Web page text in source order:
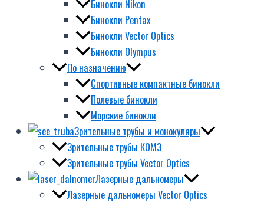
Бинокли Nikon
Бинокли Pentax
Бинокли Vector Optics
Бинокли Olympus
По назначению
Спортивные компактные бинокли
Полевые бинокли
Морские бинокли
Зрительные трубы и монокуляры
Зрительные трубы КОМЗ
Зрительные трубы Vector Optics
Лазерные дальномеры
Лазерные дальномеры Vector Optics